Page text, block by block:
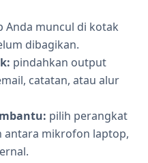
Anda muncul di kotak
dibagikan.
pindahkan output
catatan, atau alur
pilih perangkat
antara mikrofon laptop,